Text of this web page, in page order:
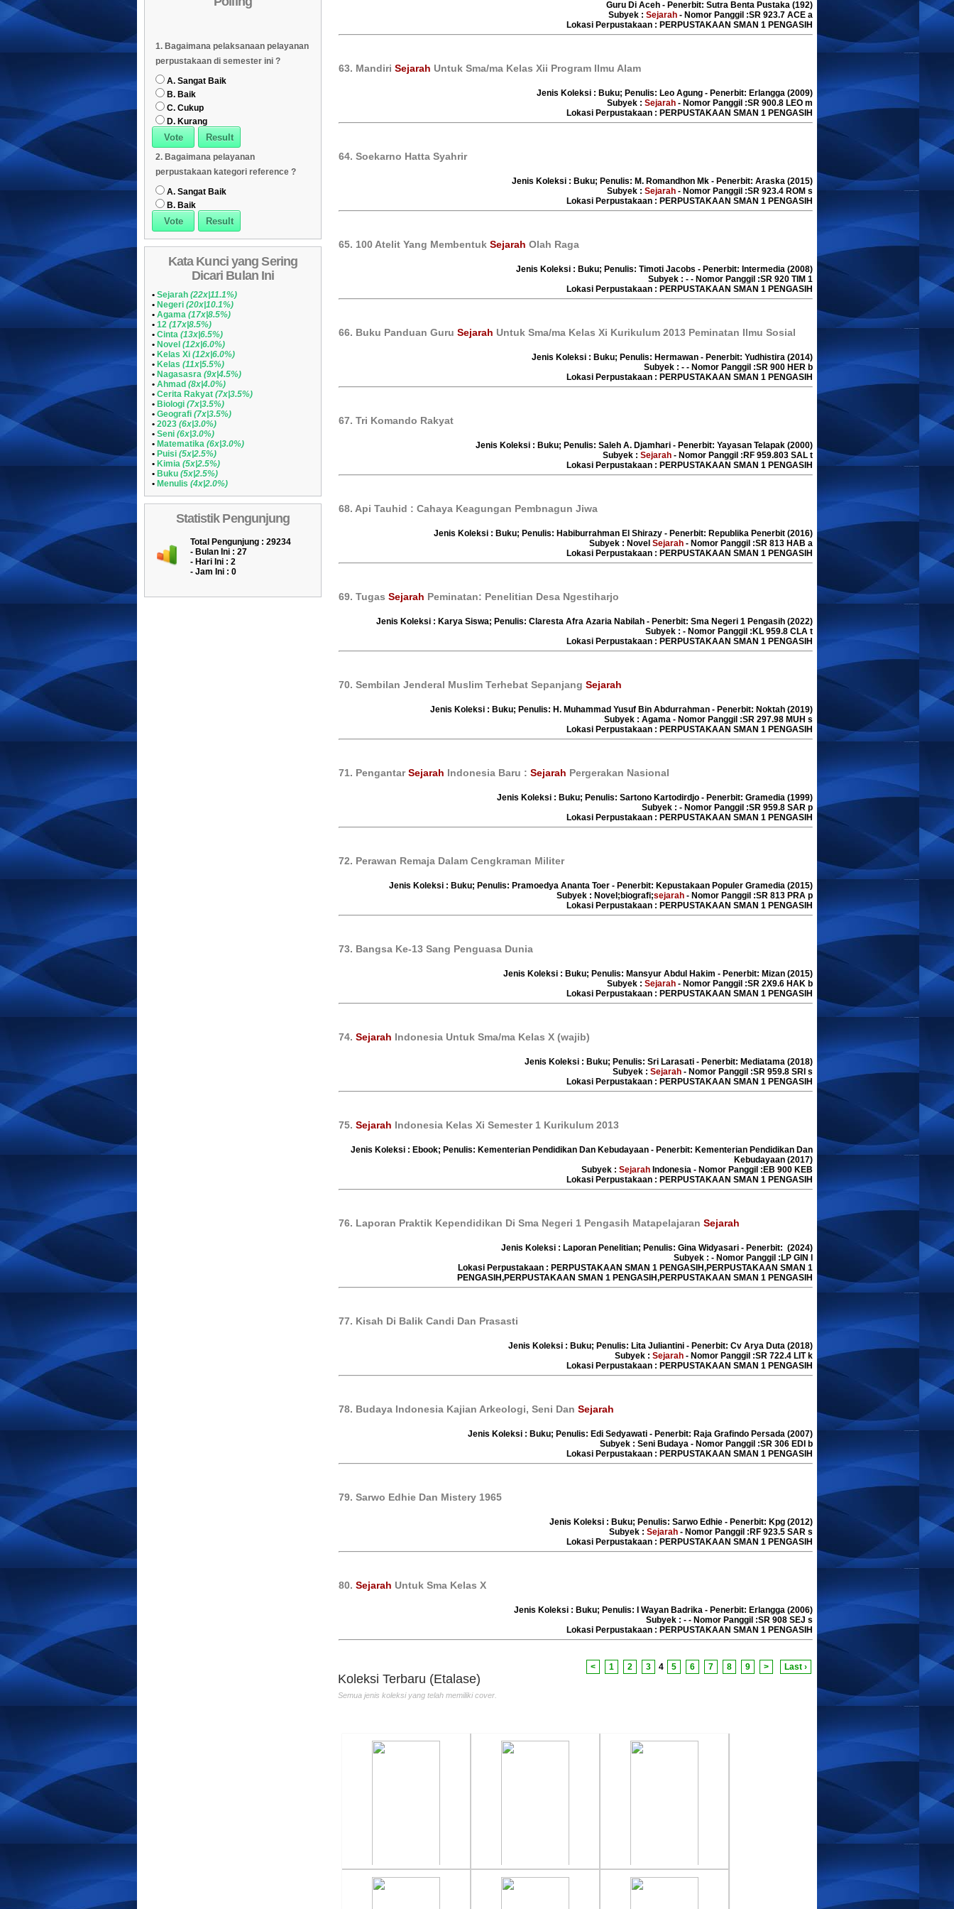
Daftar Koleksi (Subyek)
Dipinjam
07 Daftar Koleksi (Klasifikasi/ddc)
1. Bagaimana pelaksanaan pelayanan
perpustakaan di semester ini ?
A. Sangat Baik
B. Baik
C. Cukup
D. Kurang
2. Bagaimana pelayanan
perpustakaan kategori reference ?
A. Sangat Baik
B. Baik
Kata Kunci yang Sering
Dicari Bulan Ini
• Sejarah (22x|11.1%)
• Negeri (20x|10.1%)
• Agama (17x|8.5%)
• 12 (17x|8.5%)
• Cinta (13x|6.5%)
• Novel (12x|6.0%)
• Kelas Xi (12x|6.0%)
• Kelas (11x|5.5%)
• Nagasasra (9x|4.5%)
• Ahmad (8x|4.0%)
• Cerita Rakyat (7x|3.5%)
• Biologi (7x|3.5%)
• Geografi (7x|3.5%)
• 2023 (6x|3.0%)
• Seni (6x|3.0%)
• Matematika (6x|3.0%)
• Puisi (5x|2.5%)
• Kimia (5x|2.5%)
• Buku (5x|2.5%)
• Menulis (4x|2.0%)
Statistik Pengunjung
Total Pengunjung : 29234
- Bulan Ini : 27
- Hari Ini : 2
- Jam Ini : 0
Guru Di Aceh - Penerbit: Sutra Benta Pustaka (192)
Subyek : Sejarah - Nomor Panggil :SR 923.7 ACE a
Lokasi Perpustakaan : PERPUSTAKAAN SMAN 1 PENGASIH
63. Mandiri Sejarah Untuk Sma/ma Kelas Xii Program Ilmu Alam
Jenis Koleksi : Buku; Penulis: Leo Agung - Penerbit: Erlangga (2009)
Subyek : Sejarah - Nomor Panggil :SR 900.8 LEO m
Lokasi Perpustakaan : PERPUSTAKAAN SMAN 1 PENGASIH
64. Soekarno Hatta Syahrir
Jenis Koleksi : Buku; Penulis: M. Romandhon Mk - Penerbit: Araska (2015)
Subyek : Sejarah - Nomor Panggil :SR 923.4 ROM s
Lokasi Perpustakaan : PERPUSTAKAAN SMAN 1 PENGASIH
65. 100 Atelit Yang Membentuk Sejarah Olah Raga
Jenis Koleksi : Buku; Penulis: Timoti Jacobs - Penerbit: Intermedia (2008)
Subyek : - - Nomor Panggil :SR 920 TIM 1
Lokasi Perpustakaan : PERPUSTAKAAN SMAN 1 PENGASIH
66. Buku Panduan Guru Sejarah Untuk Sma/ma Kelas Xi Kurikulum 2013 Peminatan Ilmu Sosial
Jenis Koleksi : Buku; Penulis: Hermawan - Penerbit: Yudhistira (2014)
Subyek : - - Nomor Panggil :SR 900 HER b
Lokasi Perpustakaan : PERPUSTAKAAN SMAN 1 PENGASIH
67. Tri Komando Rakyat
Jenis Koleksi : Buku; Penulis: Saleh A. Djamhari - Penerbit: Yayasan Telapak (2000)
Subyek : Sejarah - Nomor Panggil :RF 959.803 SAL t
Lokasi Perpustakaan : PERPUSTAKAAN SMAN 1 PENGASIH
68. Api Tauhid : Cahaya Keagungan Pembnagun Jiwa
Jenis Koleksi : Buku; Penulis: Habiburrahman El Shirazy - Penerbit: Republika Penerbit (2016)
Subyek : Novel Sejarah - Nomor Panggil :SR 813 HAB a
Lokasi Perpustakaan : PERPUSTAKAAN SMAN 1 PENGASIH
69. Tugas Sejarah Peminatan: Penelitian Desa Ngestiharjo
Jenis Koleksi : Karya Siswa; Penulis: Claresta Afra Azaria Nabilah - Penerbit: Sma Negeri 1 Pengasih (2022)
Subyek : - Nomor Panggil :KL 959.8 CLA t
Lokasi Perpustakaan : PERPUSTAKAAN SMAN 1 PENGASIH
70. Sembilan Jenderal Muslim Terhebat Sepanjang Sejarah
Jenis Koleksi : Buku; Penulis: H. Muhammad Yusuf Bin Abdurrahman - Penerbit: Noktah (2019)
Subyek : Agama - Nomor Panggil :SR 297.98 MUH s
Lokasi Perpustakaan : PERPUSTAKAAN SMAN 1 PENGASIH
71. PengantarSejarah Indonesia Baru : Sejarah Pergerakan Nasional
Jenis Koleksi : Buku; Penulis: Sartono Kartodirdjo - Penerbit: Gramedia (1999)
Subyek : - Nomor Panggil :SR 959.8 SAR p
Lokasi Perpustakaan : PERPUSTAKAAN SMAN 1 PENGASIH
72. Perawan Remaja Dalam Cengkraman Militer
Jenis Koleksi : Buku; Penulis: Pramoedya Ananta Toer - Penerbit: Kepustakaan Populer Gramedia (2015)
Subyek : Novel;biografi;sejarah - Nomor Panggil :SR 813 PRA p
Lokasi Perpustakaan : PERPUSTAKAAN SMAN 1 PENGASIH
73. Bangsa Ke-13 Sang Penguasa Dunia
Jenis Koleksi : Buku; Penulis: Mansyur Abdul Hakim - Penerbit: Mizan (2015)
Subyek : Sejarah - Nomor Panggil :SR 2X9.6 HAK b
Lokasi Perpustakaan : PERPUSTAKAAN SMAN 1 PENGASIH
74. Sejarah Indonesia Untuk Sma/ma Kelas X (wajib)
Jenis Koleksi : Buku; Penulis: Sri Larasati - Penerbit: Mediatama (2018)
Subyek : Sejarah - Nomor Panggil :SR 959.8 SRI s
Lokasi Perpustakaan : PERPUSTAKAAN SMAN 1 PENGASIH
75. Sejarah Indonesia Kelas Xi Semester 1 Kurikulum 2013
Jenis Koleksi : Ebook; Penulis: Kementerian Pendidikan Dan Kebudayaan - Penerbit: Kementerian Pendidikan Dan
Kebudayaan (2017)
Subyek : Sejarah Indonesia - Nomor Panggil :EB 900 KEB
Lokasi Perpustakaan : PERPUSTAKAAN SMAN 1 PENGASIH
76. Laporan Praktik Kependidikan Di Sma Negeri 1 Pengasih Matapelajaran Sejarah
Jenis Koleksi : Laporan Penelitian; Penulis: Gina Widyasari - Penerbit: (2024)
Subyek : - Nomor Panggil :LP GIN l
Lokasi Perpustakaan : PERPUSTAKAAN SMAN 1 PENGASIH,PERPUSTAKAAN SMAN 1
PENGASIH,PERPUSTAKAAN SMAN 1 PENGASIH,PERPUSTAKAAN SMAN 1 PENGASIH
77. Kisah Di Balik Candi Dan Prasasti
Jenis Koleksi : Buku; Penulis: Lita Juliantini - Penerbit: Cv Arya Duta (2018)
Subyek : Sejarah - Nomor Panggil :SR 722.4 LIT k
Lokasi Perpustakaan : PERPUSTAKAAN SMAN 1 PENGASIH
78. Budaya Indonesia Kajian Arkeologi, Seni Dan Sejarah
Jenis Koleksi : Buku; Penulis: Edi Sedyawati - Penerbit: Raja Grafindo Persada (2007)
Subyek : Seni Budaya - Nomor Panggil :SR 306 EDI b
Lokasi Perpustakaan : PERPUSTAKAAN SMAN 1 PENGASIH
79. Sarwo Edhie Dan Mistery 1965
Jenis Koleksi : Buku; Penulis: Sarwo Edhie - Penerbit: Kpg (2012)
Subyek : Sejarah - Nomor Panggil :RF 923.5 SAR s
Lokasi Perpustakaan : PERPUSTAKAAN SMAN 1 PENGASIH
80. Sejarah Untuk Sma Kelas X
Jenis Koleksi : Buku; Penulis: I Wayan Badrika - Penerbit: Erlangga (2006)
Subyek : - - Nomor Panggil :SR 908 SEJ s
Lokasi Perpustakaan : PERPUSTAKAAN SMAN 1 PENGASIH
< 1 2 3 4 5 6 7 8 9 > Last ›
Koleksi Terbaru (Etalase)
Semua jenis koleksi yang telah memiliki cover.
Penulis :M. Arief Hakim
Rahasia Terbebas Dari
Jerawat
Penerbit :Rama Edukasitama
Th.Terbit :2017
Meraih Cita-Cita
KUN..... FAYAKUN
Khasanah Geografi 1
Memahami Sosiologi
Sosiologi XI untuk SMA/MA
Ekonomi Untuk SMA dan